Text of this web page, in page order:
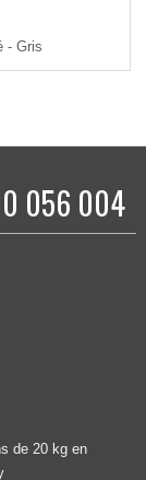
- Gris
056 004
de 20 kg en